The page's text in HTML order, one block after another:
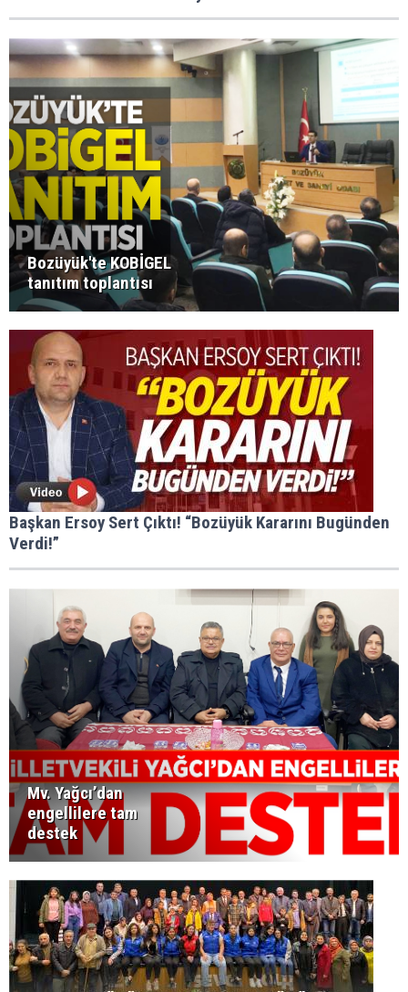
Bozüyük'te KOBİGEL
tanıtım toplantısı
Başkan Ersoy Sert Çıktı! “Bozüyük Kararını Bugünden
Verdi!”
Mv. Yağcı’dan
engellilere tam
destek